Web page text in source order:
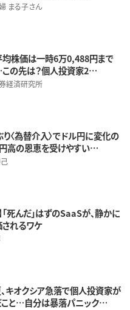
まる子さん
均株価は一時6万0,488円まで
の先は？個人投資家2…
経済研究所
〈為替介入〉でドル円に変化の
高の恩恵を受けやすい…
「死んだ」はずのSaaSが、静かに
れるワケ
キオクシア急落で個人投資家が
こと…自分は暴落パニック…